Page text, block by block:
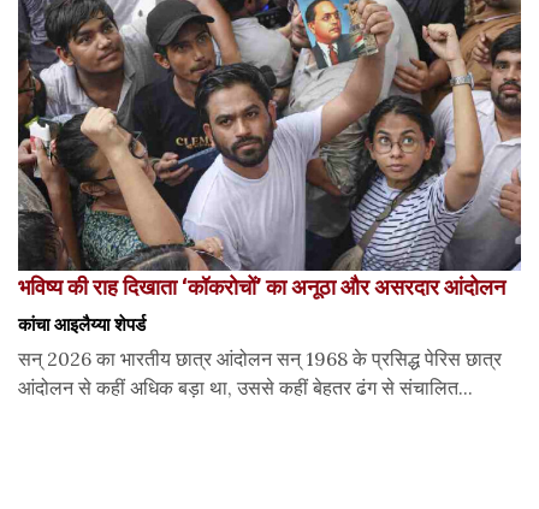
भविष्य की राह दिखाता ‘कॉकरोचों’ का अनूठा और असरदार आंदोलन
कांचा आइलैय्या शेपर्ड
सन् 2026 का भारतीय छात्र आंदोलन सन् 1968 के प्रसिद्ध पेरिस छात्र
आंदोलन से कहीं अधिक बड़ा था, उससे कहीं बेहतर ढंग से संचालित...